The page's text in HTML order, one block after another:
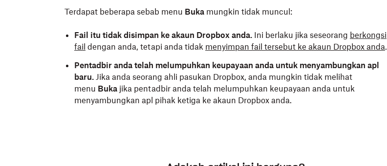
Klik apl pihak ketiga yang ingin digunakan untuk membuka fail, kemudian klik
Perhatian:
Pilihan apl bergantung pada jenis fail yang cuba dibuka. Anda boleh klik
Lebih banyak aplikasi
untuk mendapatkan lebih banyak pilihan.
Setelah anda menyunting atau membuat tindakan pada fail, simpan atau gunakan
perubahan itu (langkah ini mungkin berbeza-beza, bergantung pada aplikasi).
Terdapat beberapa sebab menu Buka mungkin tidak muncul:
Fail itu tidak disimpan ke akaun Dropbox anda. Ini berlaku jika seseorang berkongsi
fail dengan anda, tetapi anda tidak menyimpan fail tersebut ke akaun Dropbox anda.
Pentadbir anda telah melumpuhkan keupayaan anda untuk menyambungkan apl
baru. Jika anda seorang ahli pasukan Dropbox, anda mungkin tidak melihat
menu Buka jika pentadbir anda telah melumpuhkan keupayaan anda untuk
menyambungkan apl pihak ketiga ke akaun Dropbox anda.